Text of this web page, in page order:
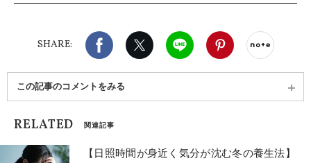
末辿り着いた、外食、コンビニ、レンチン、OK！ラ
クして食事を楽しむダイエットを提案する管理栄養
書『居酒屋ダイエット』（三笠書房）。趣味はトラ
SHARE:
Facebook X（旧twitter）
LINE Pinterest
この記事のコメントをみる
RELATED 関連記事
【日照時間が身近く気分が沈む冬の養生法】